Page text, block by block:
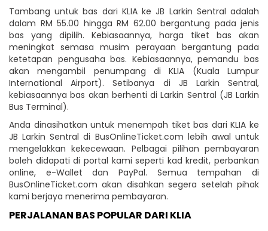
Tambang untuk bas dari KLIA ke JB Larkin Sentral adalah
dalam RM 55.00 hingga RM 62.00 bergantung pada jenis
bas yang dipilih. Kebiasaannya, harga tiket bas akan
meningkat semasa musim perayaan bergantung pada
ketetapan pengusaha bas. Kebiasaannya, pemandu bas
akan mengambil penumpang di KLIA (Kuala Lumpur
International Airport). Setibanya di JB Larkin Sentral,
kebiasaannya bas akan berhenti di Larkin Sentral (JB Larkin
Bus Terminal).
Anda dinasihatkan untuk menempah tiket bas dari KLIA ke
JB Larkin Sentral di BusOnlineTicket.com lebih awal untuk
mengelakkan kekecewaan. Pelbagai pilihan pembayaran
boleh didapati di portal kami seperti kad kredit, perbankan
online, e-Wallet dan PayPal. Semua tempahan di
BusOnlineTicket.com akan disahkan segera setelah pihak
kami berjaya menerima pembayaran.
PERJALANAN BAS POPULAR DARI KLIA